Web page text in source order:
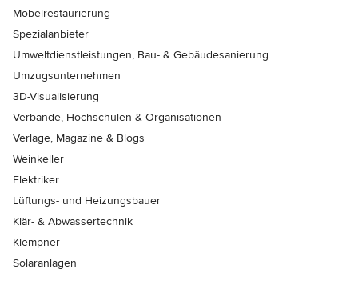
Möbelrestaurierung
Spezialanbieter
Umweltdienstleistungen, Bau- & Gebäudesanierung
Umzugsunternehmen
3D-Visualisierung
Verbände, Hochschulen & Organisationen
Verlage, Magazine & Blogs
Weinkeller
Elektriker
Lüftungs- und Heizungsbauer
Klär- & Abwassertechnik
Klempner
Solaranlagen